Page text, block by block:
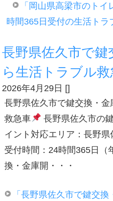
「岡山県高梁市のト
時間365日受付の生活ト
長野県佐久市で鍵
ら生活トラブル救
2026年4月29日 []
長野県佐久市で鍵交換・
救急車
長野県佐久市の
イント対応エリア：長野県
受付時間：24時間365日（
換・金庫開・・・
「長野県佐久市で鍵交